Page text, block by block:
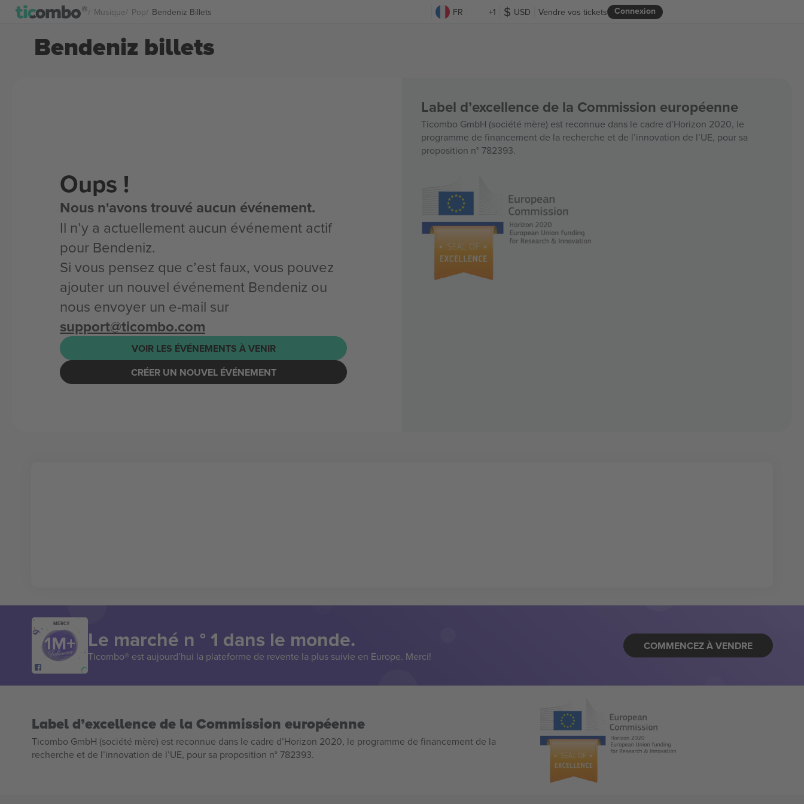
Musique Pop Bendeniz Billets FR +1 USD Connexion
Vendre vos tickets
Bendeniz billets
Oups !
Nous n'avons trouvé aucun événement.
Il n’y a actuellement aucun événement actif
pour Bendeniz.
Si vous pensez que c’est faux, vous pouvez
ajouter un nouvel événement Bendeniz ou
nous envoyer un e-mail sur
support@ticombo.com
VOIR LES ÉVÉNEMENTS À VENIR
CRÉER UN NOUVEL ÉVÉNEMENT
Label d’excellence de la Commission européenne
Ticombo GmbH (société mère) est reconnue dans le cadre d’Horizon 2020, le
programme de financement de la recherche et de l’innovation de l’UE, pour sa
proposition n° 782393.
MERCI!
Le marché n ° 1 dans le monde.
Ticombo® est aujourd’hui la plateforme de revente la plus suivie en Europe. Merci!
COMMENCEZ À VENDRE
Label d’excellence de la Commission européenne
Ticombo GmbH (société mère) est reconnue dans le cadre d’Horizon 2020, le programme de financement de la
recherche et de l’innovation de l’UE, pour sa proposition n° 782393.